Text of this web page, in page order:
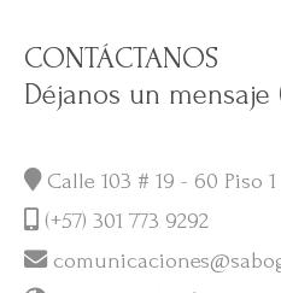
CONTÁCTANOS
Déjanos un mensaje
Calle 103 # 19 - 60 Piso 1
(+57) 301 773 9292